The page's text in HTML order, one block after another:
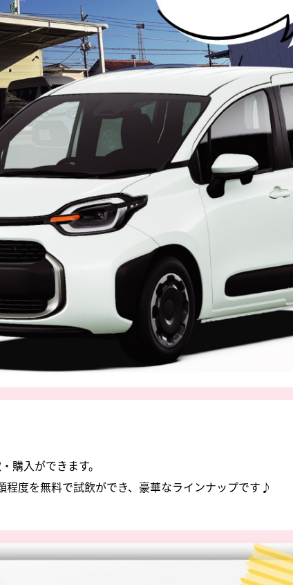
購入ができます。
度を無料で試飲ができ、豪華なラインナップです♪